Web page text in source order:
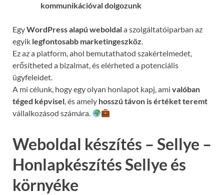
kommunikációvaldolgozunk
EgyWordPress alapú weboldala szolgáltatóiparban az
egyik legfontosabb marketingeszköz.
Ez az a platform, ahol bemutathatod szakértelmedet,
erősítheted a bizalmat, és elérheted a potenciális
ügyfeleidet.
A mi célunk, hogy egy olyan honlapot kapj, ami valóban
téged képvisel, és amely hosszú távon is értéket teremt
vállalkozásod számára.
Weboldal készítés – Sellye –
Honlapkészítés Sellye és
környéke